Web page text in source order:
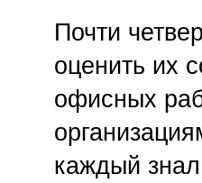
Почти
оценить их
офисных
каждый